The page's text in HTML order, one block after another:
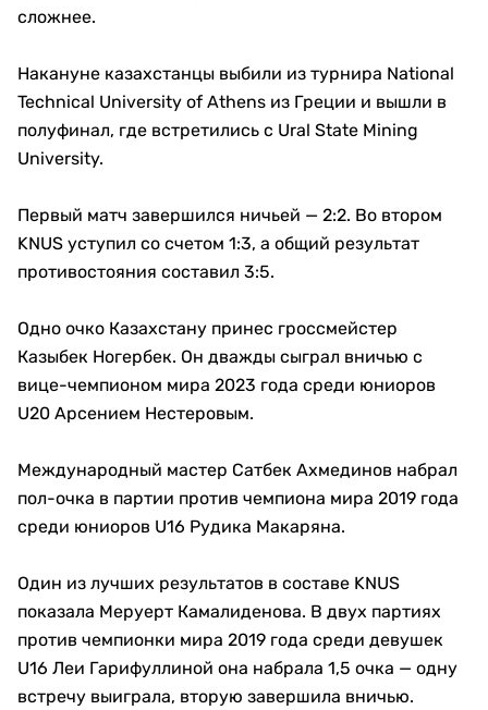
сложнее.
Накануне казахстанцы выбили из турнира National
Technical University of Athens из Греции и вышли в
полуфинал, где встретились с Ural State Mining
University.
Первый матч завершился ничьей — 2:2. Во втором
KNUS уступил со счетом 1:3, а общий результат
противостояния составил 3:5.
Одно очко Казахстану принес гроссмейстер
Казыбек Ногербек. Он дважды сыграл вничью с
вице-чемпионом мира 2023 года среди юниоров
U20 Арсением Нестеровым.
Международный мастер Сатбек Ахмединов набрал
пол-очка в партии против чемпиона мира 2019 года
среди юниоров U16 Рудика Макаряна.
Один из лучших результатов в составе KNUS
показала Меруерт Камалиденова. В двух партиях
против чемпионки мира 2019 года среди девушек
U16 Леи Гарифуллиной она набрала 1,5 очка — одну
встречу выиграла, вторую завершила вничью.